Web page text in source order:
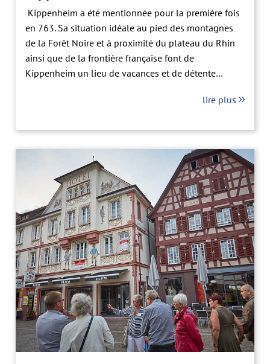
Kippenheim a été mentionnée pour la première fois
en 763. Sa situation idéale au pied des montagnes
de la Forêt Noire et à proximité du plateau du Rhin
ainsi que de la frontière française font de
Kippenheim un lieu de vacances et de détente
lire plus